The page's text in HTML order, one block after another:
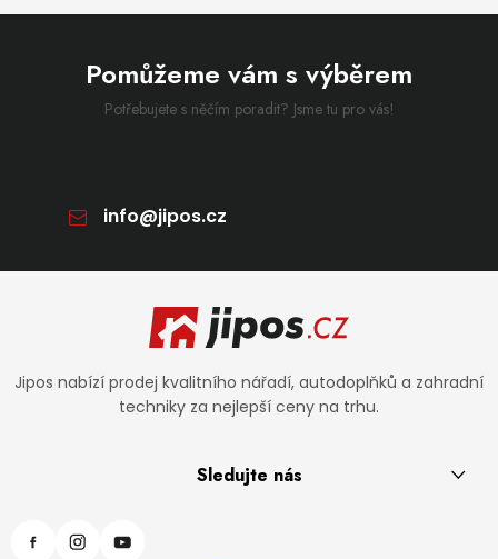
Pomůžeme vám s výběrem
Potřebujete s něčím poradit? Jsme tu pro vás!
info@jipos.cz
Jipos nabízí prodej kvalitního nářadí, autodoplňků a zahradní
techniky za nejlepší ceny na trhu.
Sledujte nás